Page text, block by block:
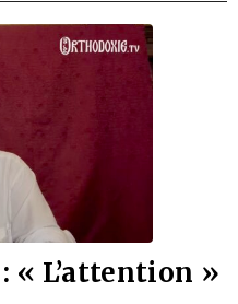
« L’attention »